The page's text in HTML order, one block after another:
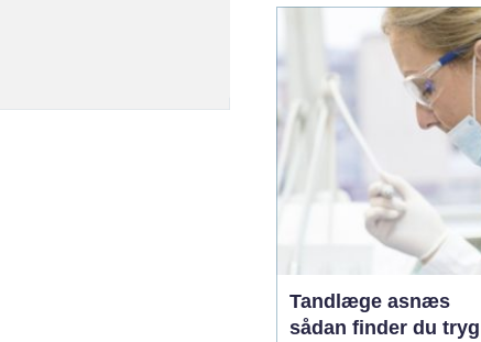
løsning og en dyr
langtidsskade. I Viborg
og omegn findes der
mange fagfolk, men
hvordan sikrer du dig, at
Tandlæge asnæs
sådan finder du tryg